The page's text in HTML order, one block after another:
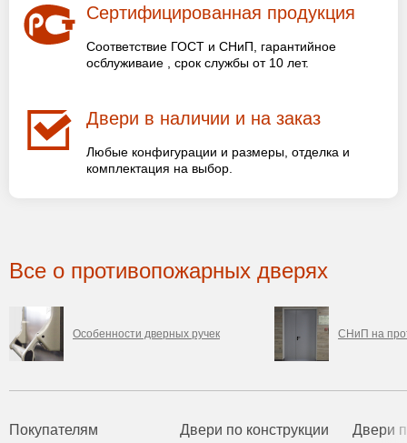
Сертифицированная продукция
Соответствие ГОСТ и СНиП, гарантийное
осблуживаие , срок службы от 10 лет.
Двери в наличии и на заказ
Любые конфигурации и размеры, отделка и
комплектация на выбор.
Все о противопожарных дверях
Особенности дверных ручек СНиП на
Покупателям Двери по конструкции Двери